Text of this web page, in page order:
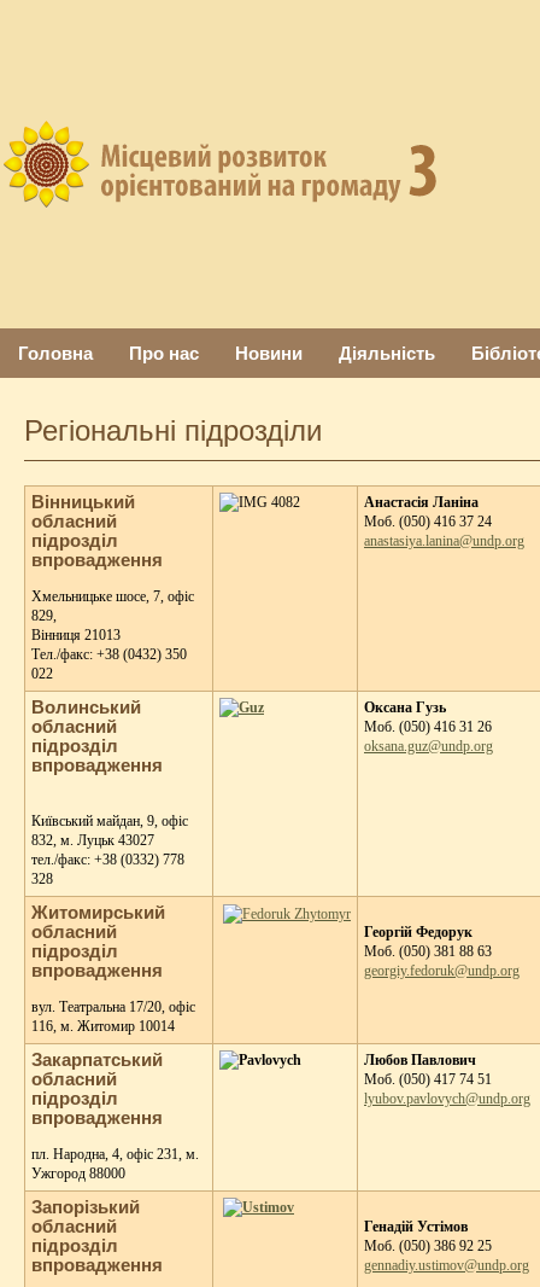
Головна Про нас Новини Діяльність
Регіональні підрозділи
Вінницький
обласний
підрозділ
впровадження
Хмельницьке шосе, 7, офіс
829,
Вінниця 21013
Тeл./факс: +38 (0432) 350
022
Анастасія Ланіна
Moб. (050) 416 37 24
anastasiya.lanina@undp.org
Волинський
обласний
підрозділ
впровадження
Київський майдан, 9, офіс
832, м. Луцьк 43027
тeл./факс: +38 (0332) 778
328
Оксана Гузь
Moб. (050) 416 31 26
oksana.guz@undp.org
Житомирський
обласний
підрозділ
впровадження
вул. Театральна 17/20, офіс
116, м. Житомир 10014
Георгій Федорук
Моб. (050) 381 88 63
georgiy.fedoruk@undp.org
Закарпатський
обласний
підрозділ
впровадження
пл. Народна, 4, офіс 231, м.
Ужгород 88000
Любов Павлович
Moб. (050) 417 74 51
lyubov.pavlovych@undp.org
Запорізький
обласний
підрозділ
впровадження
Генадій Устімов
Moб. (050) 386 92 25
gennadiy.ustimov@undp.org